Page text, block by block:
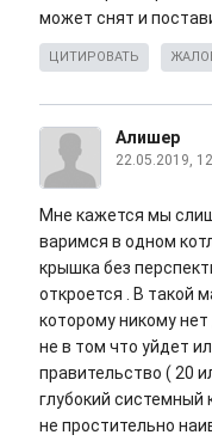
может снят и
ЦИТИРОВАТЬ
Алишер
22.05.2019,
Мне кажется мы
варимся в одном
крышка без
откроется . В такой
которому никому
не в том что уйдет
правительство ( 20
глубокий системный
не простительно